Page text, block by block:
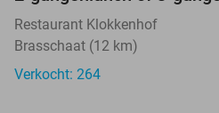
Restaurant Klokkenhof
Brasschaat (12 km)
Verkocht: 264